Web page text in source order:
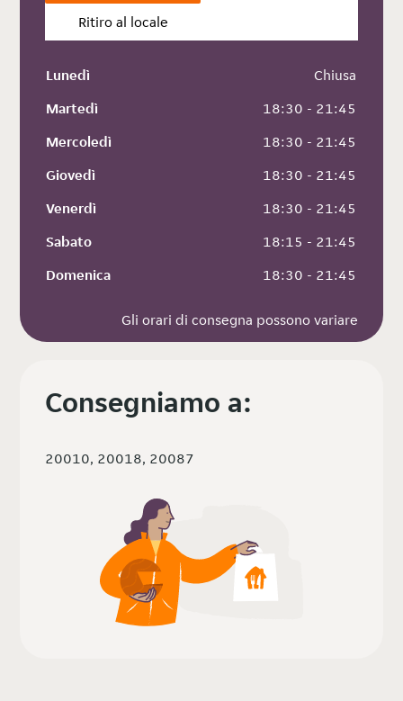
Ritiro al locale
Lunedì
Chiusa
Martedì
18:30 - 21:45
Mercoledì
18:30 - 21:45
Giovedì
18:30 - 21:45
Venerdì
18:30 - 21:45
Sabato
18:15 - 21:45
Domenica
18:30 - 21:45
Gli orari di consegna possono variare
Consegniamo a:
20010, 20018, 20087